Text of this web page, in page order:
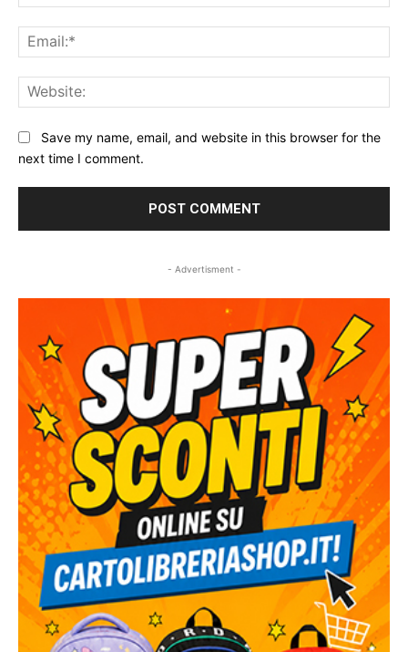
Save my name, email, and website in this browser for the
next time I comment.
- Advertisment -